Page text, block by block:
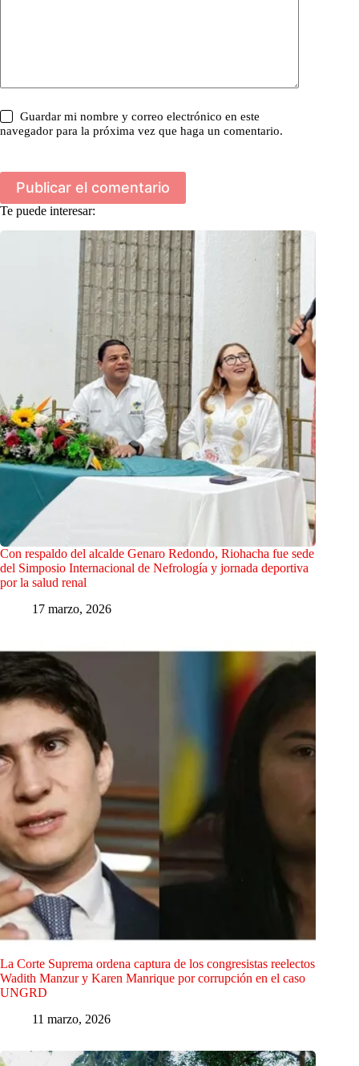
Guardar mi nombre y correo electrónico en este
navegador para la próxima vez que haga un comentario.
Publicar el comentario
Te puede interesar:
Con respaldo del alcalde Genaro Redondo, Riohacha fue sede
del Simposio Internacional de Nefrología y jornada deportiva
por la salud renal
17 marzo, 2026
La Corte Suprema ordena captura de los congresistas reelectos
Wadith Manzur y Karen Manrique por corrupción en el caso
UNGRD
11 marzo, 2026